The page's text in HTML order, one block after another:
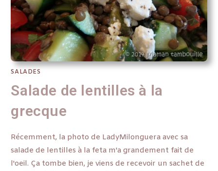
SALADES
Salade de lentilles à la
grecque
Récemment, la photo de LadyMilonguera avec sa
salade de lentilles à la feta m'a grandement fait de
l'oeil. Ça tombe bien, je viens de recevoir un sachet de